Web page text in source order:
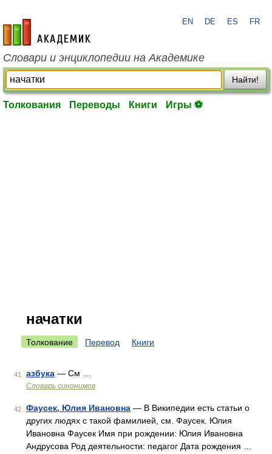
academic.ru
EN DE ES FR
Словари и энциклопедии на Академике
Найти!
Толкования Переводы Книги Игры ⚽
начатки
Толкование Перевод Книги
41 азбука — См …
Словарь синонимов
42 Фаусек, Юлия Ивановна — В Википедии есть статьи о
других людях с такой фамилией, см. Фаусек. Юлия
Ивановна Фаусек Имя при рождении: Юлия Ивановна
Андрусова Род деятельности: педагог Дата рождения …